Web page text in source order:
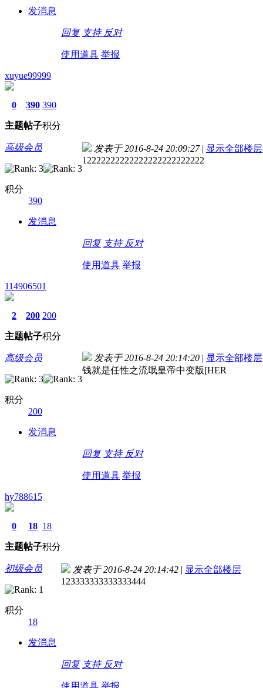
发消息
回复 支持 反对
使用道具 举报
xuyue99999
0
主题
390
帖子
390
积分
高级会员
积分
390
发消息
发表于 2016-8-24 20:09:27 | 显示全部楼层
12222222222222222222222222
回复 支持 反对
使用道具 举报
114906501
2
主题
200
帖子
200
积分
高级会员
积分
200
发消息
发表于 2016-8-24 20:14:20 | 显示全部楼层
钱就是任性之流氓皇帝中变版[HER
回复 支持 反对
使用道具 举报
hy788615
0
主题
18
帖子
18
积分
初级会员
积分
18
发消息
发表于 2016-8-24 20:14:42 | 显示全部楼层
123333333333333444
回复 支持 反对
使用道具 举报